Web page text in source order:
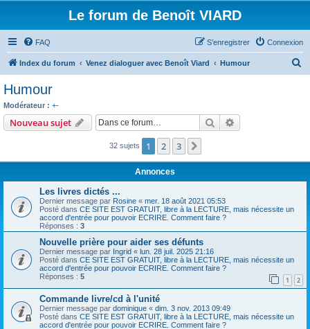
Le forum de Benoît VIARD
FAQ Connexion
S’enregistrer
Index du forum Venez dialoguer avec Benoît Viard Humour
c
Humour
Modérateur : +-
Nouveau sujet Rechercher
32 sujets 1 2 3
Annonces
Les livres dictés ...
Dernier message par Rosine « mer. 18 août 2021 05:53
Posté dans CE SITE EST GRATUIT, libre à la LECTURE, mais nécessite un
accord d'entrée pour pouvoir ECRIRE. Comment faire ?
Réponses : 3
Nouvelle prière pour aider ses défunts
Dernier message par Ingrid « lun. 28 juil. 2025 21:16
Posté dans CE SITE EST GRATUIT, libre à la LECTURE, mais nécessite un
accord d'entrée pour pouvoir ECRIRE. Comment faire ?
Réponses : 5 1 2
Commande livre/cd à l'unité
Dernier message par dominique « dim. 3 nov. 2013 09:49
Posté dans CE SITE EST GRATUIT, libre à la LECTURE, mais nécessite un
accord d'entrée pour pouvoir ECRIRE. Comment faire ?